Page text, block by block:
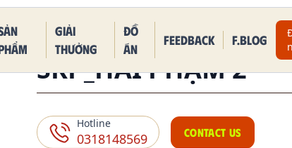
Giải
thưởng
Đồ
án
Feedback F.BLOG
SKP_HẢI PHẠM 2
Hotline
0318148569 CONTACT US